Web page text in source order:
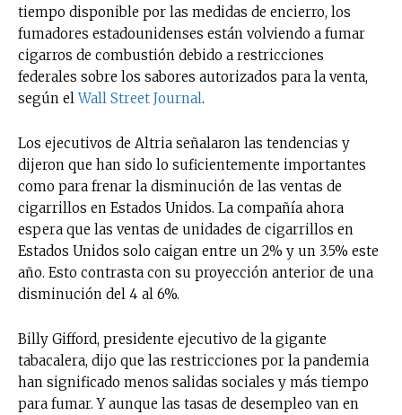
tiempo disponible por las medidas de encierro, los
fumadores estadounidenses están volviendo a fumar
cigarros de combustión debido a restricciones
federales sobre los sabores autorizados para la venta,
según elWall Street Journal.
Los ejecutivos de Altria señalaron las tendencias y
dijeron que han sido lo suficientemente importantes
como para frenar la disminución de las ventas de
cigarrillos en Estados Unidos. La compañía ahora
espera que las ventas de unidades de cigarrillos en
Estados Unidos solo caigan entre un 2% y un 3.5% este
año. Esto contrasta con su proyección anterior de una
disminución del 4 al 6%.
Billy Gifford, presidente ejecutivo de la gigante
tabacalera, dijo que las restricciones por la pandemia
han significado menos salidas sociales y más tiempo
para fumar. Y aunque las tasas de desempleo van en